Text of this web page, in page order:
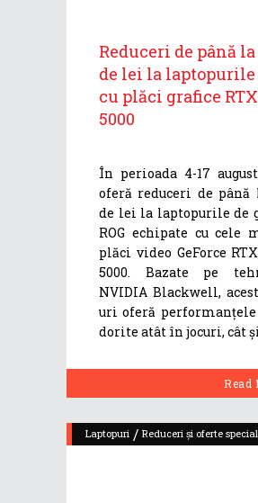
Reduceri de până la
de lei la laptopurile
cu plăci grafice
5000
În perioada 4-17
oferă reduceri de până
de lei la laptopurile de
ROG echipate cu cele
plăci video GeForce
5000. Bazate pe
NVIDIA Blackwell,
uri oferă performanțele
dorite atât în jocuri, cât
Read
Laptopuri / Reduceri și oferte